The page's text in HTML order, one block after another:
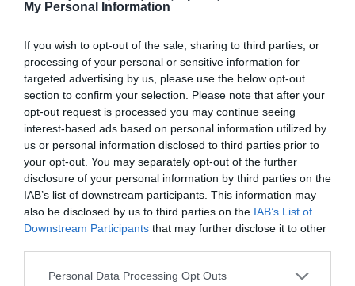
My Personal Information
If you wish to opt-out of the sale, sharing to third parties, or
processing of your personal or sensitive information for
targeted advertising by us, please use the below opt-out
section to confirm your selection. Please note that after your
opt-out request is processed you may continue seeing
interest-based ads based on personal information utilized by
us or personal information disclosed to third parties prior to
your opt-out. You may separately opt-out of the further
disclosure of your personal information by third parties on the
IAB’s list of downstream participants. This information may
also be disclosed by us to third parties on the IAB’s List of
Downstream Participants that may further disclose it to other
Please note that this website/app uses one or more Google
Personal Data Processing Opt Outs
ποδοσφαίρου
1965 Αγώνες Εις Μνήμην Γ. Καλαφάτη αρση
βαρων
1966 τουρνουα σκακι καλαφατης
1966 Αγώνες άρσης βαρών εις μνήμη
Παπάζογλου
1966 Αγώνες Ιβανόφ-Παπάζογλου